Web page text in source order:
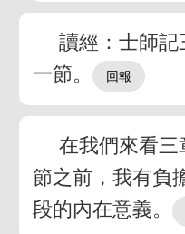
讀經：士師記
一節。
在我們來看三
節之前，我有負
段的內在意義。